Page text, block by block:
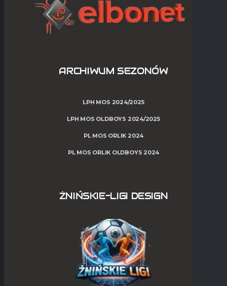
ARCHIWUM SEZONÓW
LPH MOS 2024/2025
LPH MOS OLDBOYS 2024/2025
PL MOS ORLIK 2024
PL MOS ORLIK OLDBOYS 2024
ŻNIŃSKIE-LIGI DESIGN